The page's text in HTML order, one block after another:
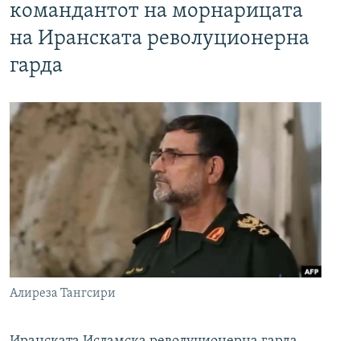
командантот на морнарицата
на Иранската револуционерна
гарда
Алиреза Тангсири